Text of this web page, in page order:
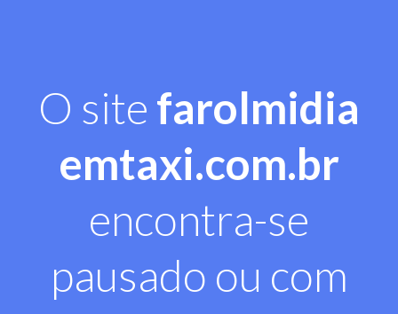
O site farolmidia
emtaxi.com.br
encontra-se
pausado ou com